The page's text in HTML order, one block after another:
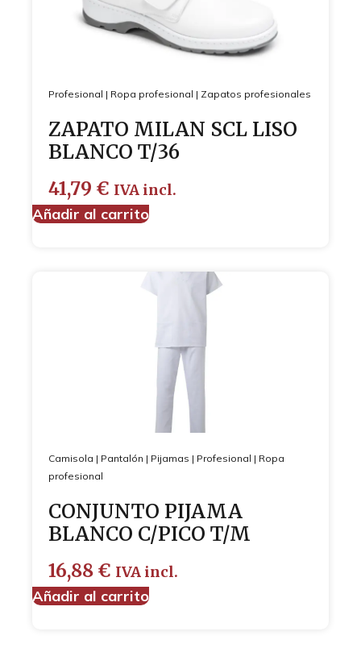
Profesional | Ropa profesional | Zapatos profesionales
ZAPATO MILAN SCL LISO
BLANCO T/36
41,79 € IVA incl.
Añadir al carrito
Camisola | Pantalón | Pijamas | Profesional | Ropa
profesional
CONJUNTO PIJAMA
BLANCO C/PICO T/M
16,88 € IVA incl.
Añadir al carrito